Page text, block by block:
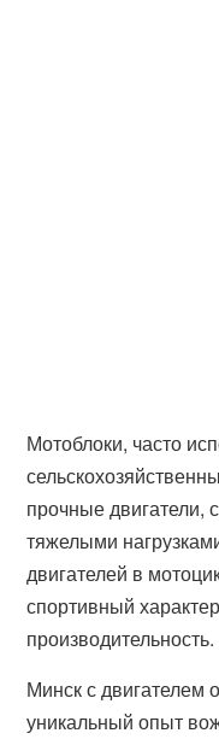
Мотоблоки, часто
прочные двигатели,
тяжелыми
двигателей в
спортивный
производительность.
Минск с двигателем
уникальный опыт